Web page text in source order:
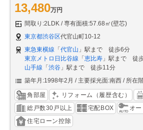
13,480万円
間取り:2LDK
専有面積:57.68㎡(壁芯)
東京都渋谷区代官山町10-12
東急東横線 「代官山 」駅まで 徒歩6分
東京メトロ日比谷線 「恵比寿 」駅まで 徒
山手線 「渋谷 」駅まで 徒歩11分
築年月:1998年2月
主要採光面:南西 所在
角部屋 リフォーム（履歴含む）
総戸数30戸以上
宅配BOX
オ
住宅ローン控除